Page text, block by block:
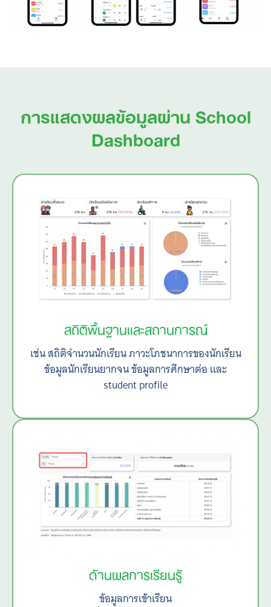
Search
การแสดงผลข้อมูลผ่าน School
Dashboard
สถิติพื้นฐานและสถานการณ์
เช่น สถิติจำนวนนักเรียน ภาวะโภชนาการของนักเรียน
ข้อมูลนักเรียนยากจน ข้อมูลการศึกษาต่อ และ
student profile
ด้านผลการเรียนรู้
ข้อมูลการเข้าเรียน